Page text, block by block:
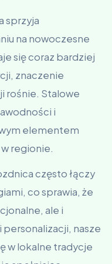
sprzyja
na nowoczesne
się coraz bardziej
znaczenie
rośnie. Stalowe
i
elementem
regionie.
często łączy
co sprawia, że
ale i
nasze
w lokalne tradycje